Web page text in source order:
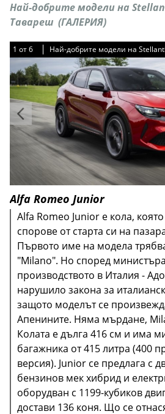
Най-добрите модели на
Тавареш (ГАЛЕРИЯ)
1 от6 Най-добрите модели на
Alfa Romeo Junior
Alfa Romeo Junior е кола,
спорове от старта си на
Първото име на модела
"Milano". Но според
производството в Италия -
нарушило закона за
защото моделът се
Апенините. Няма мърдане,
Колата e дълга 416 см и има
багажника от 415 литра (400
версия). Junior се предлага с
бензинов мек хибрид и
оборудван с 1199-кубиков
достави 136 коня. Що се
1 от6 Най-добрите модели на
1 от6 Най-добрите модели на
1 от6 Най-добрите модели на
1 от6 Най-добрите модели на
1 от6 Най-добрите модели на